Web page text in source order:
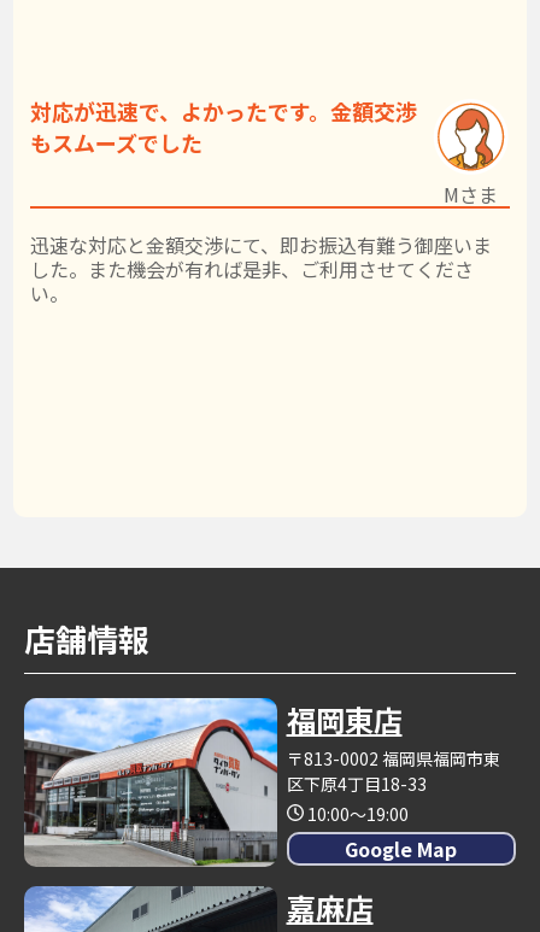
対応が迅速で、よかったです。金額交渉
もスムーズでした
迅速な対応と金額交渉にて、即お振込有難う御座いま
した。また機会が有れば是非、ご利用させてくださ
い。
Mさま
店舗情報
福岡東店
〒813-0002 福岡県福岡市東
区下原4丁目18-33
10:00～19:00
Google Map
嘉麻店